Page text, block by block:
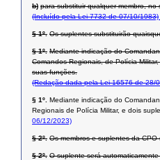
b) para substituir qualquer membro, no
(Incluído pela Lei 7732 de 07/10/1983)
§ 1º. Os suplentes substituirão
§ 1º. Mediante indicação do
Comandos Regionais, de Polícia
suas funções.
(Redação dada pela Lei 16576 de 28/
§ 1º. Mediante indicação do
Regionais de Polícia Militar, e dois
06/12/2023)
§ 2º. Os membros e suplentes da
§ 2º. O suplente será